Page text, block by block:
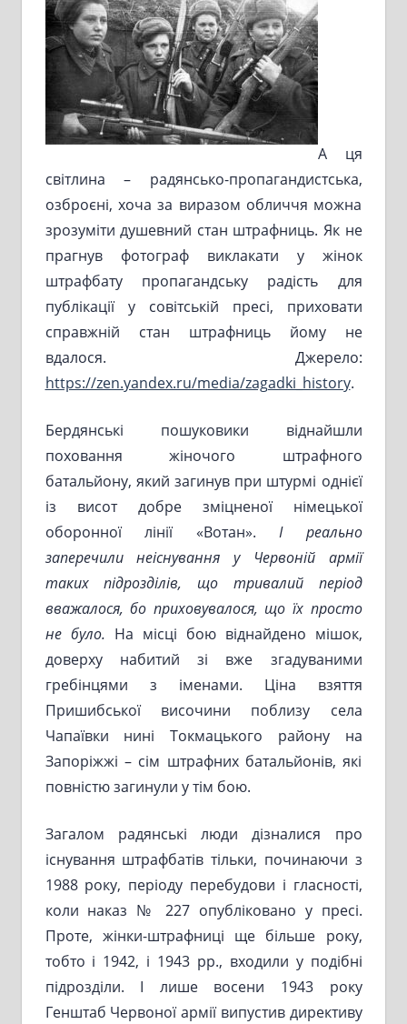
А ця
світлина – радянсько-пропагандистська,
озброєні, хоча за виразом обличчя можна
зрозуміти душевний стан штрафниць. Як не
прагнув фотограф виклакати у жінок
штрафбату пропагандську радість для
публікації у совітській пресі, приховати
справжній стан штрафниць йому не
вдалося. Джерело:
https://zen.yandex.ru/media/zagadki_history.
Бердянські пошуковики віднайшли
поховання жіночого штрафного
батальйону, який загинув при штурмі однієї
із висот добре зміцненої німецької
оборонної лінії «Вотан». І реально
заперечили неіснування у Червоній армії
таких підрозділів, що тривалий період
вважалося, бо приховувалося, що їх просто
не було. На місці бою віднайдено мішок,
доверху набитий зі вже згадуваними
гребінцями з іменами. Ціна взяття
Пришибської височини поблизу села
Чапаївки нині Токмацького району на
Запоріжжі – сім штрафних батальйонів, які
повністю загинули у тім бою.
Загалом радянські люди дізналися про
існування штрафбатів тільки, починаючи з
1988 року, періоду перебудови і гласності,
коли наказ № 227 опубліковано у пресі.
Проте, жінки-штрафниці ще більше року,
тобто і 1942, і 1943 рр., входили у подібні
підрозділи. І лише восени 1943 року
Генштаб Червоної армії випустив директиву